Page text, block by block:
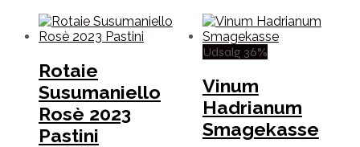
Rotaie
Susumaniello
Rosè 2023
Pastini
Udsalg 36%
Vinum
Hadrianum
Smagekasse